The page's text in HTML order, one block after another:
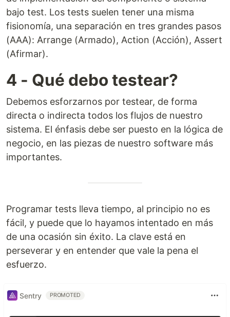
bajo test. Los tests suelen tener una misma
fisionomía, una separación en tres grandes pasos
(AAA): Arrange (Armado), Action (Acción), Assert
(Afirmar).
4 - Qué debo testear?
Debemos esforzarnos por testear, de forma
directa o indirecta todos los flujos de nuestro
sistema. El énfasis debe ser puesto en la lógica de
negocio, en las piezas de nuestro software más
importantes.
Programar tests lleva tiempo, al principio no es
fácil, y puede que lo hayamos intentado en más
de una ocasión sin éxito. La clave está en
perseverar y en entender que vale la pena el
esfuerzo.
Sentry PROMOTED